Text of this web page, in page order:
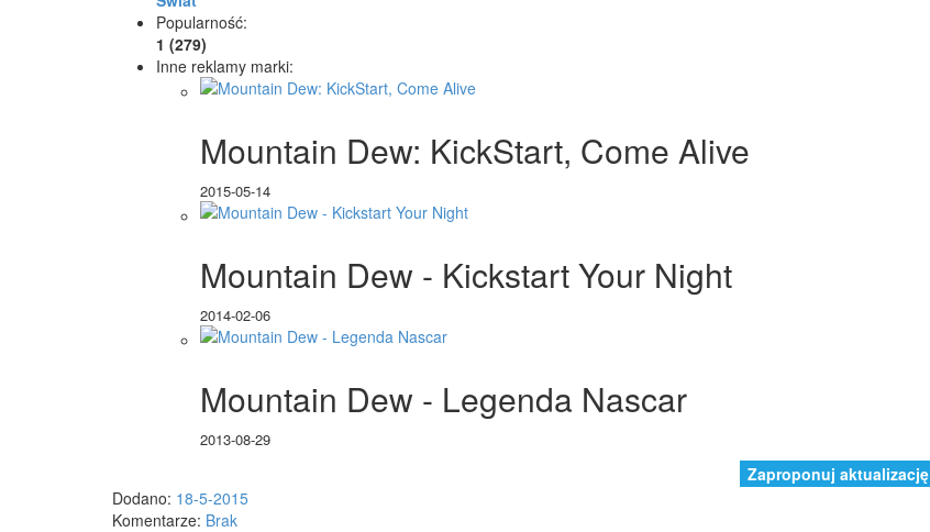
Popularność:
1 (279)
Inne reklamy marki:
Mountain Dew: KickStart, Come Alive
2015-05-14
Mountain Dew - Kickstart Your Night
2014-02-06
Mountain Dew - Legenda Nascar
2013-08-29
Zaproponuj aktualizację
Dodano: 18-5-2015
Komentarze: Brak